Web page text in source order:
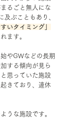
るごと無人にな
及ぶこともあり、
いタイミング」
ます。
やGWなどの長期
する傾向が見ら
思っていた施設
きており、連休
うな施設です。